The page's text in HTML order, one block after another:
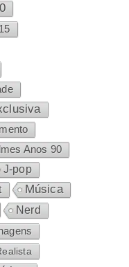
Anos 90
J-pop
Música
Nerd